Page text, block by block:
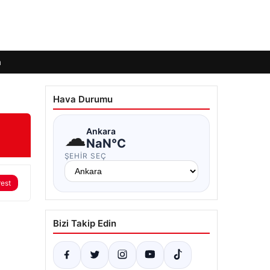
Hava Durumu
☁Ankara
NaN°C
ŞEHIR SEÇ
Bizi Takip Edin